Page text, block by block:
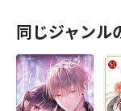
同じジャンル